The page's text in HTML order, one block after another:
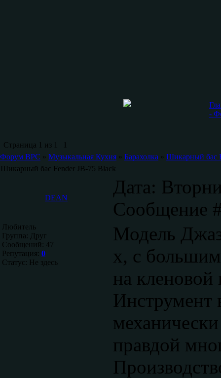
-
Страница 1 из 1
1
Форум ВРС » Музыкальная Кухня » Барахолка » Шикарный бас
Шикарный бас Fender JB-75 Black
DEAN
Дата:
Сообщение
Любитель
Группа: Друг
Сообщений: 47
Репутация: 0
Статус: Не здесь
Модель
х, с
на кленовой
Инструмент
правдой